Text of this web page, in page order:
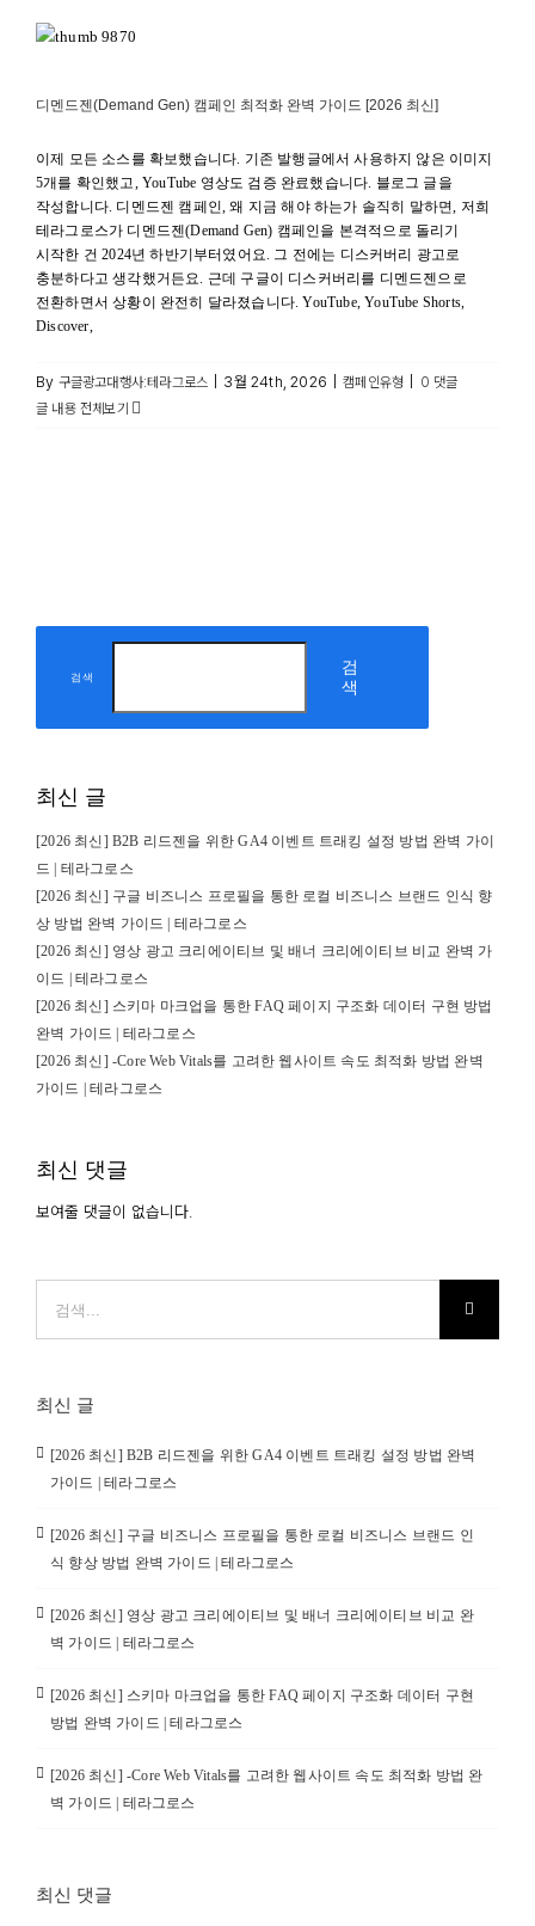
디멘드젠(Demand Gen) 캠페인 최적화 완벽 가이드 [2026 최신]
이제 모든 소스를 확보했습니다. 기존 발행글에서 사용하지 않은 이미지
5개를 확인했고, YouTube 영상도 검증 완료했습니다. 블로그 글을
작성합니다. 디멘드젠 캠페인, 왜 지금 해야 하는가 솔직히 말하면, 저희
테라그로스가 디멘드젠(Demand Gen) 캠페인을 본격적으로 돌리기
시작한 건 2024년 하반기부터였어요. 그 전에는 디스커버리 광고로
충분하다고 생각했거든요. 근데 구글이 디스커버리를 디멘드젠으로
전환하면서 상황이 완전히 달라졌습니다. YouTube, YouTube Shorts,
Discover,
By 구글광고대행사:테라그로스 3월 24th, 2026 캠페인유형
0 댓글
글 내용 전체보기
검색
검
색
최신 글
[2026 최신] B2B 리드젠을 위한 GA4 이벤트 트래킹 설정 방법 완벽 가이
드 | 테라그로스
[2026 최신] 구글 비즈니스 프로필을 통한 로컬 비즈니스 브랜드 인식 향
상 방법 완벽 가이드 | 테라그로스
[2026 최신] 영상 광고 크리에이티브 및 배너 크리에이티브 비교 완벽 가
이드 | 테라그로스
[2026 최신] 스키마 마크업을 통한 FAQ 페이지 구조화 데이터 구현 방법
완벽 가이드 | 테라그로스
[2026 최신] -Core Web Vitals를 고려한 웹사이트 속도 최적화 방법 완벽
가이드 | 테라그로스
최신 댓글
보여줄 댓글이 없습니다.
최신 글
[2026 최신] B2B 리드젠을 위한 GA4 이벤트 트래킹 설정 방법 완벽
가이드 | 테라그로스
[2026 최신] 구글 비즈니스 프로필을 통한 로컬 비즈니스 브랜드 인
식 향상 방법 완벽 가이드 | 테라그로스
[2026 최신] 영상 광고 크리에이티브 및 배너 크리에이티브 비교 완
벽 가이드 | 테라그로스
[2026 최신] 스키마 마크업을 통한 FAQ 페이지 구조화 데이터 구현
방법 완벽 가이드 | 테라그로스
[2026 최신] -Core Web Vitals를 고려한 웹사이트 속도 최적화 방법 완
벽 가이드 | 테라그로스
최신 댓글